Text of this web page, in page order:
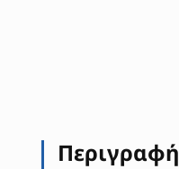
Περιγραφή